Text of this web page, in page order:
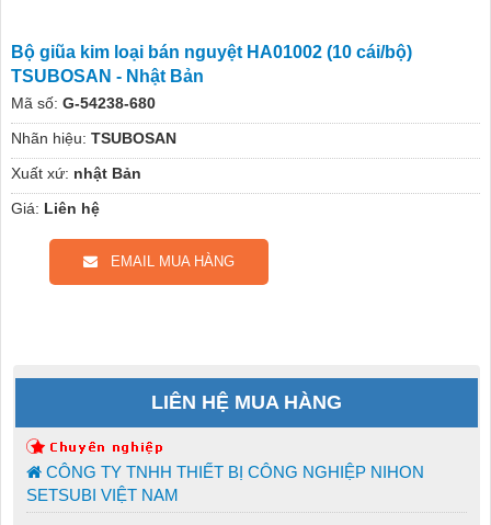
Bộ giũa kim loại bán nguyệt HA01002 (10 cái/bộ)
TSUBOSAN - Nhật Bản
Mã số: G-54238-680
Nhãn hiệu: TSUBOSAN
Xuất xứ: nhật Bản
Giá: Liên hệ
EMAIL MUA HÀNG
LIÊN HỆ MUA HÀNG
CÔNG TY TNHH THIẾT BỊ CÔNG NGHIỆP NIHON
SETSUBI VIỆT NAM